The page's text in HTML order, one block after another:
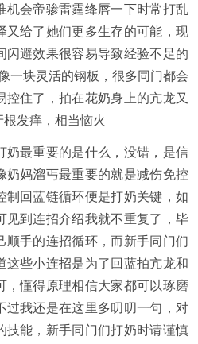
机会帝骖雷霆绛唇一下时常打乱
又给了她们更多生存的可能，现
闪避效果很容易导致经验不足的
一块灵活的钢板，很多同门都会
控住了，拍在花奶身上的亢龙又
发痒，相当恼火
最重要的是什么，没错，是信
奶妈溜丐最重要的就是减伤免控
制回蓝链循环便是打奶关键，如
见到连招介绍我就不重复了，毕
顺手的连招循环，而新手同门们
这些小连招是为了回蓝拍亢龙和
，懂得原理相信大家都可以琢磨
过我还是在这里多叨叨一句，对
技能，新手同门们打奶时请谨慎